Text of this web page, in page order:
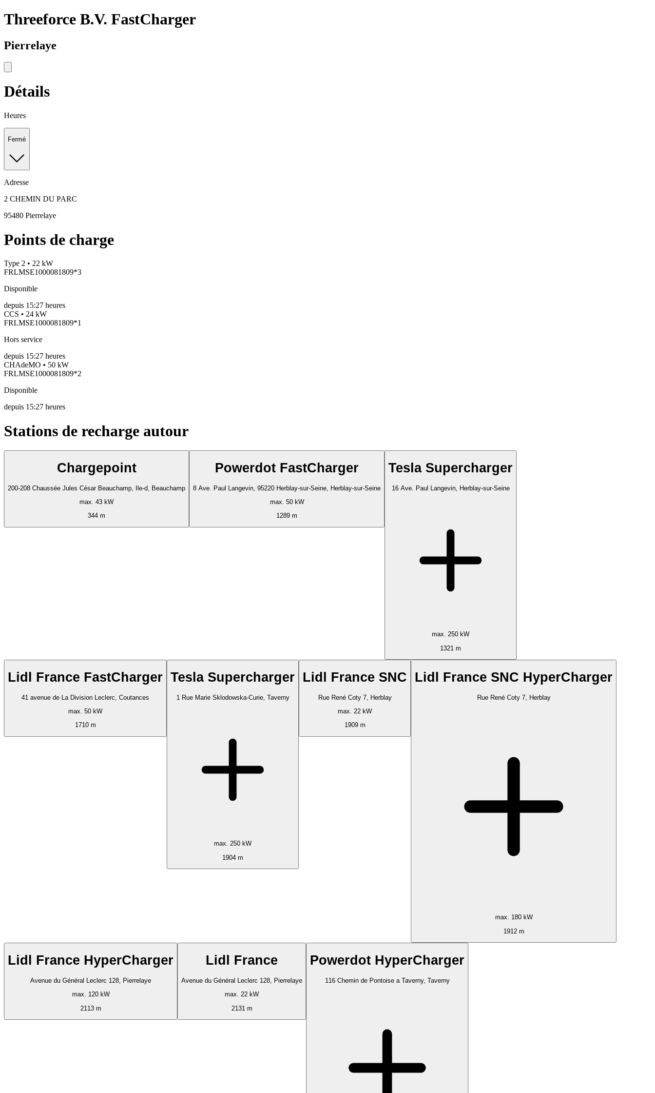
Threeforce B.V. FastCharger
Pierrelaye
Détails
Heures
Fermé
Adresse
2 CHEMIN DU PARC
95480 Pierrelaye
Points de charge
Type 2 • 22 kW
FRLMSE1000081809*3
Disponible
depuis 15:27 heures
CCS • 24 kW
FRLMSE1000081809*1
Hors service
depuis 15:27 heures
CHAdeMO • 50 kW
FRLMSE1000081809*2
Disponible
depuis 15:27 heures
Stations de recharge autour
Chargepoint
200-208 Chaussée Jules César Beauchamp, Ile-d, Beauchamp
max. 43 kW
344 m
Powerdot FastCharger
8 Ave. Paul Langevin, 95220 Herblay-sur-Seine, Herblay-sur-Seine
max. 50 kW
1289 m
Tesla Supercharger
16 Ave. Paul Langevin, Herblay-sur-Seine
max. 250 kW
1321 m
Lidl France FastCharger
41 avenue de La Division Leclerc, Coutances
max. 50 kW
1710 m
Tesla Supercharger
1 Rue Marie Sklodowska-Curie, Taverny
max. 250 kW
1904 m
Lidl France SNC
Rue René Coty 7, Herblay
max. 22 kW
1909 m
Lidl France SNC HyperCharger
Rue René Coty 7, Herblay
max. 180 kW
1912 m
Lidl France HyperCharger
Avenue du Général Leclerc 128, Pierrelaye
max. 120 kW
2113 m
Lidl France
Avenue du Général Leclerc 128, Pierrelaye
max. 22 kW
2131 m
Powerdot HyperCharger
116 Chemin de Pontoise a Taverny, Taverny